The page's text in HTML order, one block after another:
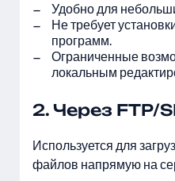
Удобно для
Не требует
программ.
Ограниченные
локальным
2. Через FTP/
Используется для
файлов напрямую на